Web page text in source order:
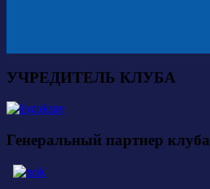
УЧРЕДИТЕЛЬ КЛУБА
Генеральный партнер клуба